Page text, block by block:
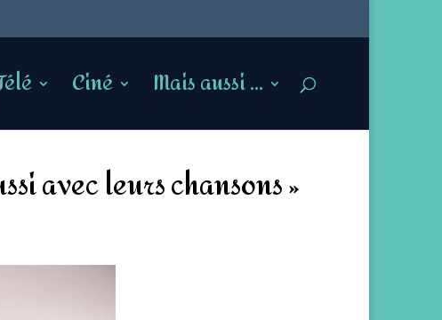
Ciné Mais aussi …
avec leurs chansons »